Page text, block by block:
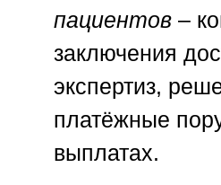
пациентов –
заключения
экспертиз,
платёжные
выплатах.